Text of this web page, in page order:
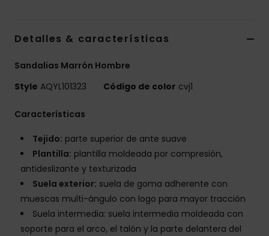
Detalles & características
Sandalias Marrón Hombre
Style AQYL101323 Código de color cvj1
Características
Tejido: parte superior de ante suave
Plantilla: plantilla moldeada por compresión,
antideslizante y texturizada
Suela exterior: suela de goma adherente con
muescas multi-ángulo con logo para mayor tracción
Suela intermedia: suela intermedia moldeada con
soporte para el arco, el talón y la parte delantera del